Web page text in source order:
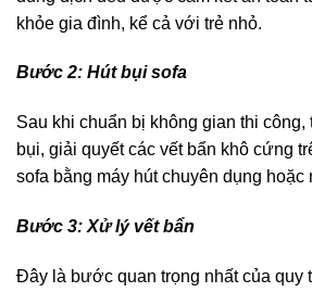
khỏe gia đình, kể cả với trẻ nhỏ.
Bước 2: Hút bụi sofa
Sau khi chuẩn bị không gian thi
bụi, giải quyết các vết bẩn khô cứng
sofa bằng máy hút chuyên dụng hoặc
Bước 3: Xử lý vết bẩn
Đây là bước quan trọng nhất của quy